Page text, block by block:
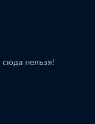
нельзя!